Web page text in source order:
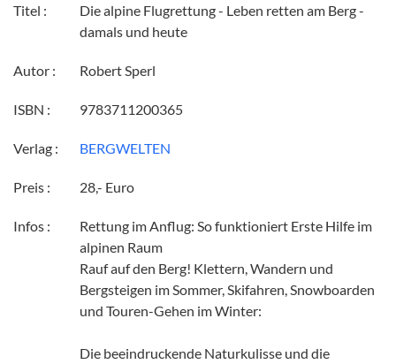
Titel :
Die alpine Flugrettung - Leben retten am Berg -
damals und heute
Autor : Robert Sperl
ISBN : 9783711200365
Verlag : BERGWELTEN
Preis : 28,- Euro
Infos :
Rettung im Anflug: So funktioniert Erste Hilfe im
alpinen Raum
Rauf auf den Berg! Klettern, Wandern und
Bergsteigen im Sommer, Skifahren, Snowboarden
und Touren-Gehen im Winter:
Die beeindruckende Naturkulisse und die